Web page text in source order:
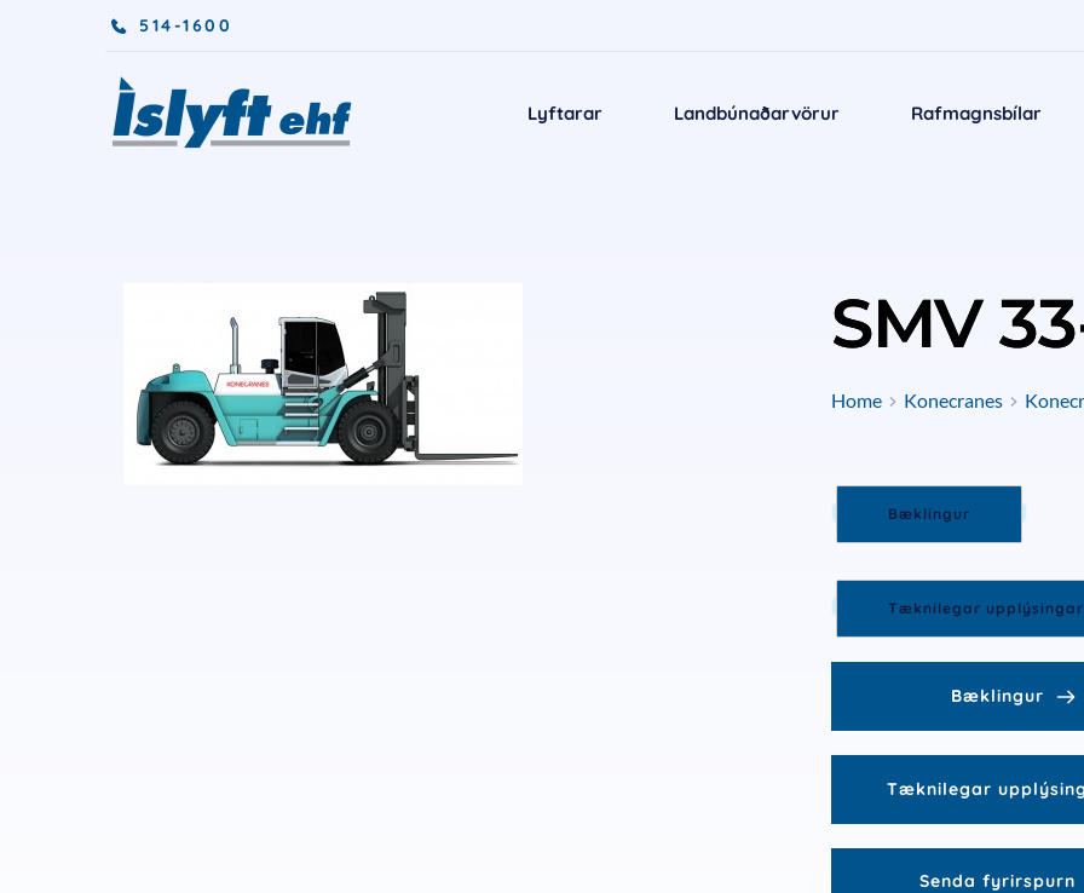
514-1600
Lyftarar Landbúnaðarvörur Rafmagnsbílar
SMV
Home Konecranes
Bæklingur
Tæknilegar upplýsingar
Bæklingur
Tæknilegar
Senda fyrirspurn